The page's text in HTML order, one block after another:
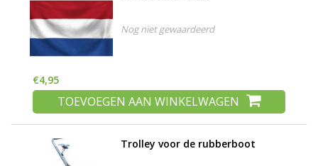
Nog niet gewaardeerd
€4,95
TOEVOEGEN AAN WINKELWAGEN
Trolley voor de rubberboot